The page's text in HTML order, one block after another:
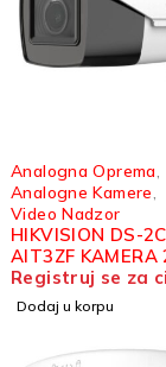
Analogna Oprema
Analogne Kamere
Video Nadzor
HIKVISION DS-
AIT3ZF KAMERA
13,5MM 5MP
Registruj se za
Dodaj u korpu